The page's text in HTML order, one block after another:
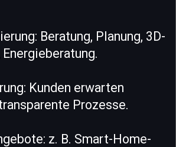
Beratung, Planung, 3D-
Kunden erwarten
Prozesse.
z. B. Smart-Home-